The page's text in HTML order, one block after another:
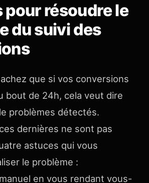
pour résoudre le
du suivi des
que si vos conversions
bout de 24h, cela veut dire
problèmes détectés.
dernières ne sont pas
astuces qui vous
le problème :
en vous rendant vous-